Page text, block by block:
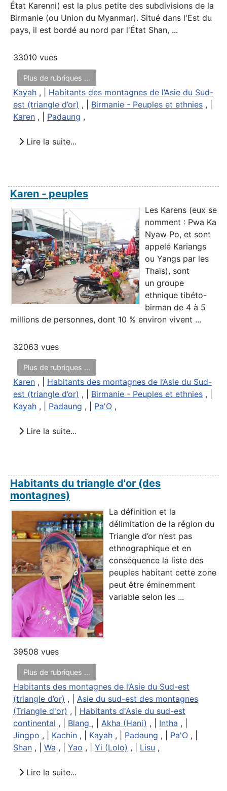
État Karenni) est la plus petite des subdivisions de la
Birmanie (ou Union du Myanmar). Situé dans l'Est du
pays, il est bordé au nord par l'État Shan, ...
33010 vues
Plus de rubriques ...
Kayah , | Habitants des montagnes de l’Asie du Sud-
est (triangle d’or) , | Birmanie - Peuples et ethnies , |
Karen , | Padaung ,
Lire la suite...
Karen - peuples
Les Karens (eux se
nomment : Pwa Ka
Nyaw Po, et sont
appelé Kariangs
ou Yangs par les
Thaïs), sont
un groupe
ethnique tibéto-
birman de 4 à 5
millions de personnes, dont 10 % environ vivent ...
32063 vues
Plus de rubriques ...
Karen , | Habitants des montagnes de l’Asie du Sud-
est (triangle d’or) , | Birmanie - Peuples et ethnies , |
Kayah , | Padaung , | Pa'O ,
Lire la suite...
Habitants du triangle d'or (des
montagnes)
La définition et la
délimitation de la région du
Triangle d’or n’est pas
ethnographique et en
conséquence la liste des
peuples habitant cette zone
peut être éminemment
variable selon les ...
39508 vues
Plus de rubriques ...
Habitants des montagnes de l’Asie du Sud-est
(triangle d’or) , | Asie du sud-est des montagnes
(Triangle d'or) , | Habitants d'Asie du sud-est
continental , | Blang , | Akha (Hani) , | Intha , |
Jingpo , | Kachin , | Kayah , | Padaung , | Pa'O , |
Shan , | Wa , | Yao , | Yi (Lolo) , | Lisu ,
Lire la suite...